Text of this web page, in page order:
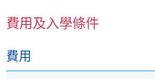
費用及入學條件
費用